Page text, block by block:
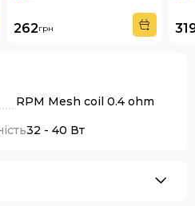
262грн
RPM Mesh coil 0.4 ohm
32 - 40 Вт